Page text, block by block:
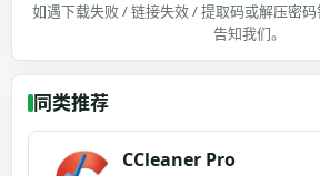
如遇下载失败 / 链接失效 / 提取码或解压密
告知我们。
同类推荐
CCleaner Pro